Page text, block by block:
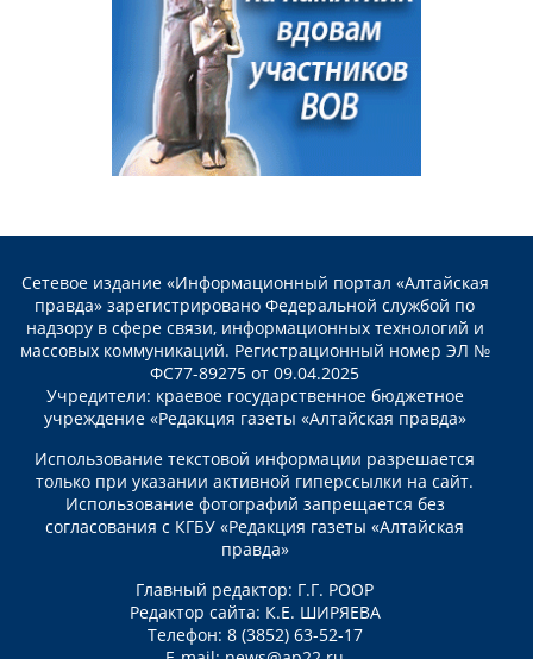
Сетевое издание «Информационный портал «Алтайская
правда» зарегистрировано Федеральной службой по
надзору в сфере связи, информационных технологий и
массовых коммуникаций. Регистрационный номер ЭЛ №
ФС77-89275 от 09.04.2025
Учредители: краевое государственное бюджетное
учреждение «Редакция газеты «Алтайская правда»
Использование текстовой информации разрешается
только при указании активной гиперссылки на сайт.
Использование фотографий запрещается без
согласования с КГБУ «Редакция газеты «Алтайская
правда»
Главный редактор: Г.Г. РООР
Редактор сайта: К.Е. ШИРЯЕВА
Телефон: 8 (3852) 63-52-17